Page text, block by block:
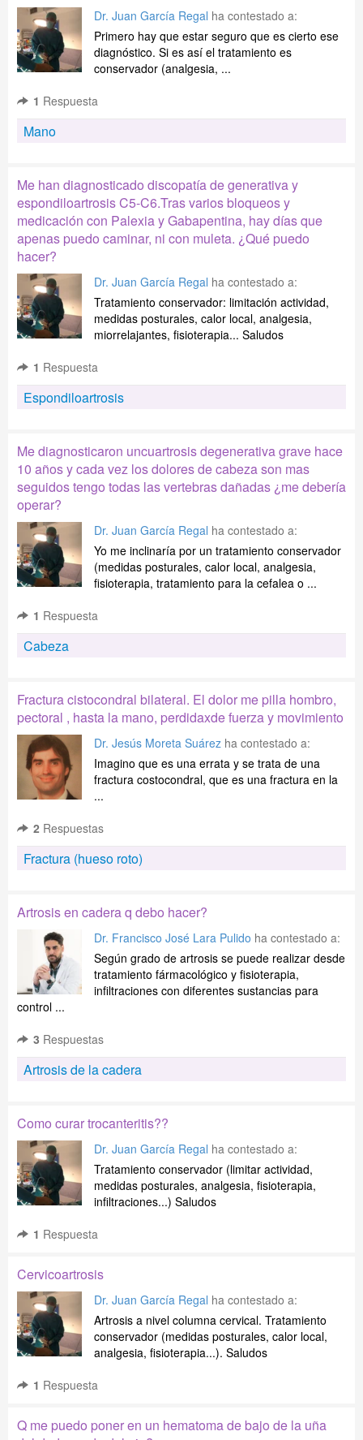
Dr. Juan García Regal ha contestado a:
Primero hay que estar seguro que es cierto ese
diagnóstico. Si es así el tratamiento es
conservador (analgesia, ...
1 Respuesta
Mano
Me han diagnosticado discopatía de generativa y
espondiloartrosis C5-C6.Tras varios bloqueos y
medicación con Palexia y Gabapentina, hay días que
apenas puedo caminar, ni con muleta. ¿Qué puedo
hacer?
Dr. Juan García Regal ha contestado a:
Tratamiento conservador: limitación actividad,
medidas posturales, calor local, analgesia,
miorrelajantes, fisioterapia... Saludos
1 Respuesta
Espondiloartrosis
Me diagnosticaron uncuartrosis degenerativa grave hace
10 años y cada vez los dolores de cabeza son mas
seguidos tengo todas las vertebras dañadas ¿me debería
operar?
Dr. Juan García Regal ha contestado a:
Yo me inclinaría por un tratamiento conservador
(medidas posturales, calor local, analgesia,
fisioterapia, tratamiento para la cefalea o ...
1 Respuesta
Cabeza
Fractura cistocondral bilateral. El dolor me pilla hombro,
pectoral , hasta la mano, perdidaxde fuerza y movimiento
Dr. Jesús Moreta Suárez ha contestado a:
Imagino que es una errata y se trata de una
fractura costocondral, que es una fractura en la
...
2 Respuestas
Fractura (hueso roto)
Artrosis en cadera q debo hacer?
Dr. Francisco José Lara Pulido ha contestado a:
Según grado de artrosis se puede realizar desde
tratamiento fármacológico y fisioterapia,
infiltraciones con diferentes sustancias para
control ...
3 Respuestas
Artrosis de la cadera
Como curar trocanteritis??
Dr. Juan García Regal ha contestado a:
Tratamiento conservador (limitar actividad,
medidas posturales, analgesia, fisioterapia,
infiltraciones...) Saludos
1 Respuesta
Cervicoartrosis
Dr. Juan García Regal ha contestado a:
Artrosis a nivel columna cervical. Tratamiento
conservador (medidas posturales, calor local,
analgesia, fisioterapia...). Saludos
1 Respuesta
Q me puedo poner en un hematoma de bajo de la uña